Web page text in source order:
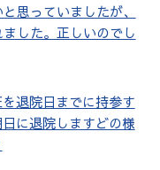
思っていましたが、
した。正しいのでし
退院日までに持参す
に退院しますどの様